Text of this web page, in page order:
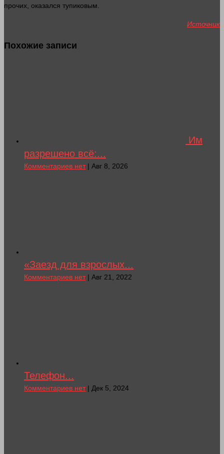
прочих, оказался тупиковым.
Источник
Похожие записи
Им
разрешено всё:...
Комментариев нет| Авг 8, 2026
«Заезд для взрослых...
Комментариев нет| Авг 21, 2022
Телефон...
Комментариев нет| Дек 5, 2024